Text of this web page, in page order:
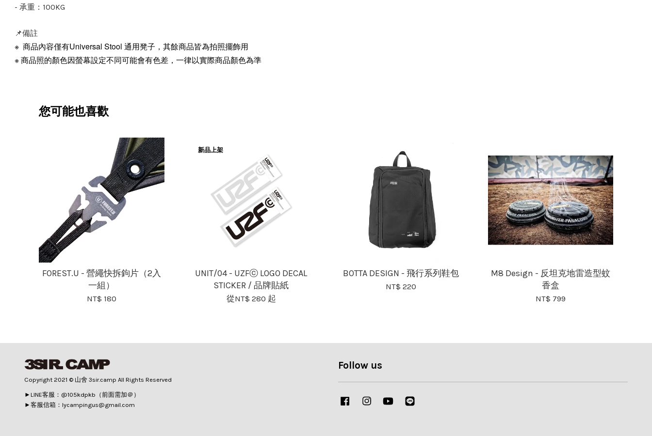
- 承重：100KG
📌備註
※ 商品內容僅有Universal Stool 通用凳子，其餘商品皆為拍照擺飾用
※ 商品照的顏色因螢幕設定不同可能會有色差 ， 一律以實際商品顏色為準
您可能也喜歡
FOREST.U - 營繩快拆鉤片（2入
一組）
NT$ 180
新品上架
UNIT/04 - UZFⓒ LOGO DECAL
STICKER / 品牌貼紙
從NT$ 280 起
BOTTA DESIGN - 飛行系列鞋包
NT$ 220
M8 Design - 反坦克地雷造型蚊
香盒
NT$ 799
Copyright 2021 © 山舍 3sir.camp All Rights Reserved
►LINE客服：@105kdpkb（前面需加＠）
►客服信箱：lycampingus@gmail.com
Follow us
FacebookInstagramYouTube